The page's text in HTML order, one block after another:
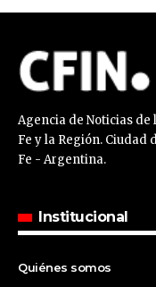
Agencia de Noticias de
Fe y la Región. Ciudad
Fe - Argentina.
Institucional
Quiénes somos